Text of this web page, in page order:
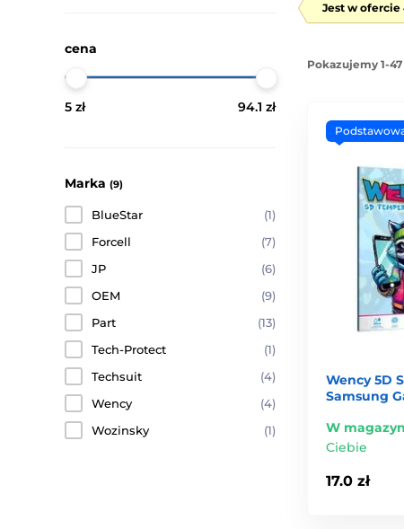
cena
5 zł 94.1 zł
Marka (9)
BlueStar
(1)
Forcell
(7)
JP
(6)
OEM
(9)
Part
(13)
Tech-Protect
(1)
Techsuit
(4)
Wency
(4)
Wozinsky
(1)
Jest w ofercie
Pokazujemy 1-
Wency 5D
Samsung
W
Ciebie
17.0 zł